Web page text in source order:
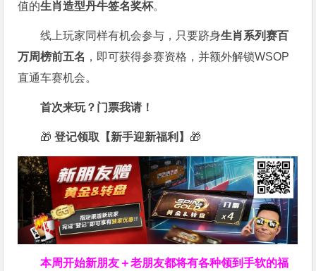
值的生肖造型丹牛签名奖杯。
线上玩家同样有机会参与，只要跻身生肖系列赛百
万周榜前五名 ，即可获得参赛资格，并额外解锁WSOP
直通车赛机会。
首次来玩？门票我请！
🎁 登记领取【新手迎新福利】 🎁
本周开始新朋友＋老朋友都将有各种领到手软的福